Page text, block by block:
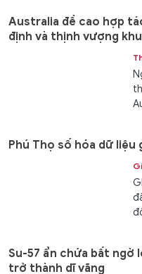
Australia đề cao hợp
định và thịnh vượng
Phú Thọ số hóa dữ
Su-57 ẩn chứa bất ngờ
trở thành dĩ vãng